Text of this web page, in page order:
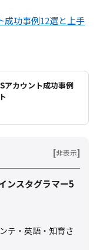
成功事例12選と上手
アカウント成功事例
[非表示]
ンスタグラマー5
テ・英語・知育さ